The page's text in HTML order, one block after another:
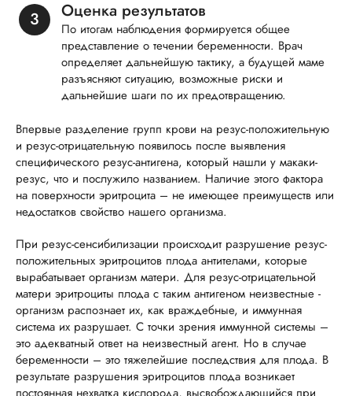
Оценка результатов
По итогам наблюдения формируется общее
представление о течении беременности. Врач
определяет дальнейшую тактику, а будущей маме
разъясняют ситуацию, возможные риски и
дальнейшие шаги по их предотвращению.
Впервые разделение групп крови на резус-положительную
и резус-отрицательную появилось после выявления
специфического резус-антигена, который нашли у макаки-
резус, что и послужило названием. Наличие этого фактора
на поверхности эритроцита – не имеющее преимуществ или
недостатков свойство нашего организма.
При резус-сенсибилизации происходит разрушение резус-
положительных эритроцитов плода антителами, которые
вырабатывает организм матери. Для резус-отрицательной
матери эритроциты плода с таким антигеном неизвестные -
организм распознает их, как враждебные, и иммунная
система их разрушает. С точки зрения иммунной системы –
это адекватный ответ на неизвестный агент. Но в случае
беременности – это тяжелейшие последствия для плода. В
результате разрушения эритроцитов плода возникает